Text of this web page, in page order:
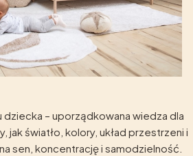
– uporządkowana wiedza dla
jak światło, kolory, układ przestrzeni i
sen, koncentrację i samodzielność.